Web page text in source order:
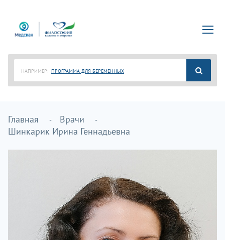
НАПРИМЕР: ПРОГРАММА ДЛЯ БЕРЕМЕННЫХ
Главная
Врачи
Шинкарик Ирина Геннадьевна